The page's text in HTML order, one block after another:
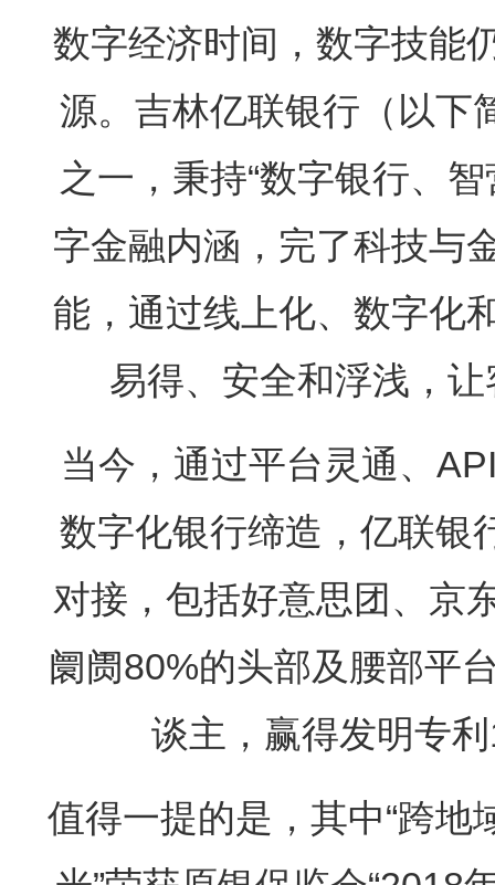
数字经济时间，数字技能
源。吉林亿联银行（以下
之一，秉持“数字银行、
字金融内涵，完了科技与
能，通过线上化、数字化
易得、安全和浮浅，
当今，通过平台灵通、
数字化银行缔造，亿联银
对接，包括好意思团、京
阛阓80%的头部及腰部平
谈主，赢得发明专
值得一提的是，其中“跨